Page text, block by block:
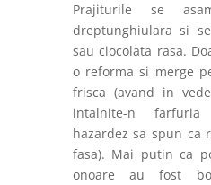
Prajiturile se
dreptunghiulara si
sau ciocolata rasa.
o reforma si merge
frisca (avand in ved
intalnite-n farfuria
hazardez sa spun ca
fasa). Mai putin ca
onoare au fost